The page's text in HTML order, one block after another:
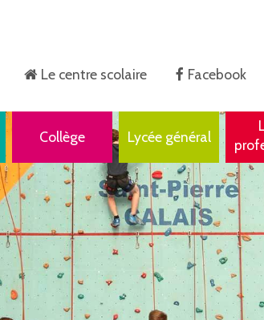
Le centre scolaire Facebook
Collège Lycée général